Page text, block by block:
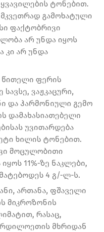
ტონებით.
გამოხატული
ფაქტობრივი
არ უნდა იყოს
კი არ უნდა
წითელი ფერის
ვაჟკაცური,
და ჰარმონიული გემო
დამახასიათებელი
უვითარდება
ხილის ტონებით.
მოცულობითი
11%-ზე ნაკლები,
4 გ/-ლ-ს.
ართანა, ფშაველი
მიკროზონის
რასაც,
მხრიდან